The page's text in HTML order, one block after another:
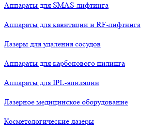
Аппараты для SMAS-лифтинга
Аппараты для кавитации и RF-лифтинга
Лазеры для удаления сосудов
Аппараты для карбонового пилинга
Аппараты для IPL-эпиляции
Лазерное медицинское оборудование
Косметологические лазеры